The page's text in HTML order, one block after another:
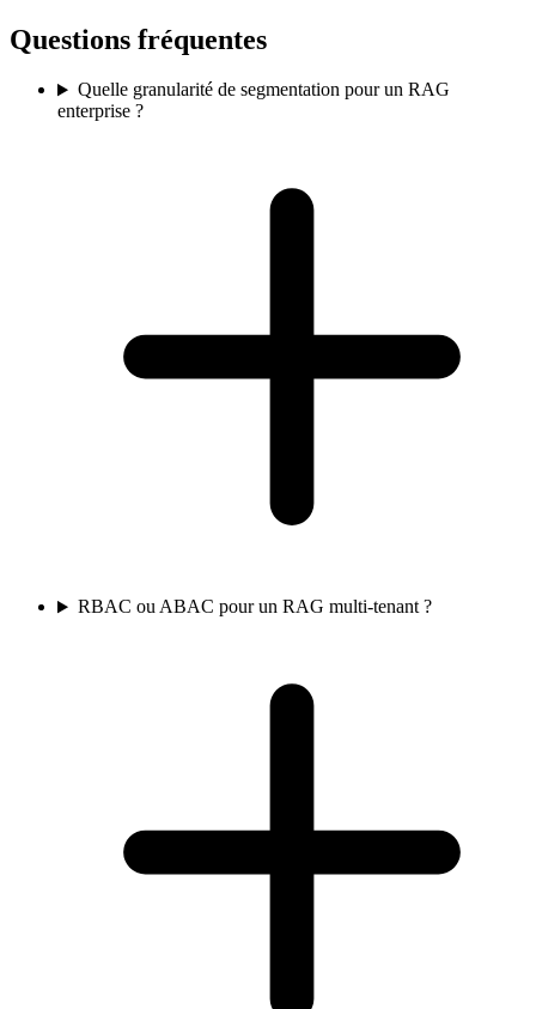
Questions fréquentes
Quelle granularité de segmentation pour un RAG
enterprise ?
RBAC ou ABAC pour un RAG multi-tenant ?